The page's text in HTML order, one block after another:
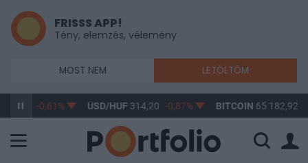
FRISSS APP!
Tény, elemzés, vélemény
MOST NEM LETÖLTÖM
-0,61% USD/HUF314,20 -0,87% BITCOIN65 182,92